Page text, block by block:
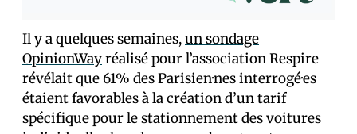
Il y a quelques semaines,un sondage
OpinionWayréalisé pour l’association Respire
révélait que 61% des Parisien·nes interrogé·es
étaient favorables à la création d’un tarif
spécifique pour le stationnement des voitures